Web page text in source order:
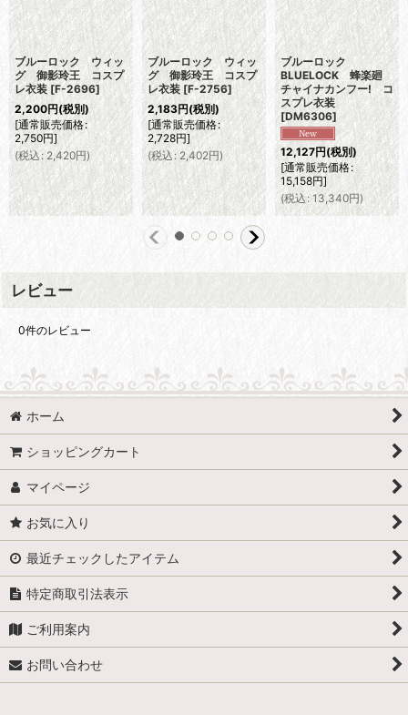
ブルーロック ウィッ
グ 御影玲王 コスプ
レ衣装 [F-2696]
2,200円(税別)
[通常販売価格:
2,750円]
(税込 : 2,420円)
ブルーロック ウィッ
グ 御影玲王 コスプ
レ衣装 [F-2756]
2,183円(税別)
[通常販売価格:
2,728円]
(税込 : 2,402円)
ブルーロック
BLUELOCK 蜂楽廻
チャイナカンフー! コ
スプレ衣装
[DM6306]
12,127円(税別)
[通常販売価格:
15,158円]
(税込: 13,340円)
レビュー
0件のレビュー
ホーム
ショッピングカート
マイページ
お気に入り
最近チェックしたアイテム
特定商取引法表示
ご利用案内
お問い合わせ